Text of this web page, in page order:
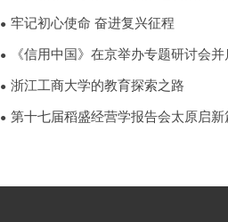
● 牢记初心使命 奋进复兴征程
● 《信用中国》在京举办专题研讨会
● 浙江工商大学的教育探索之路
● 第十七届稻盛经营学报告会太原启新